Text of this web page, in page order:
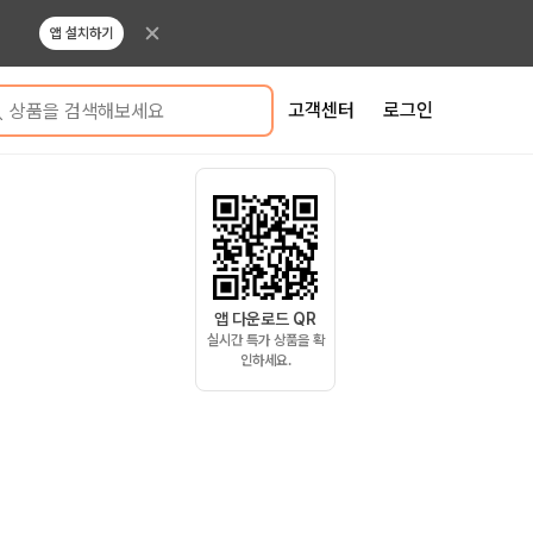
앱 설치하기
상품을 검색해보세요 고객센터 로그인
앱 다운로드 QR
실시간 특가 상품을 확
인하세요.